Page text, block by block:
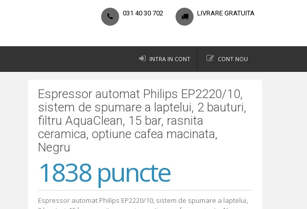
031 40 30 702 LIVRARE GRATUITA
INTRA IN CONT CONT NOU
Espressor automat Philips EP2220/10,
sistem de spumare a laptelui, 2 bauturi,
filtru AquaClean, 15 bar, rasnita
ceramica, optiune cafea macinata,
Negru
1838 puncte
Espressor automat Philips EP2220/10, sistem de spumare a laptelui,